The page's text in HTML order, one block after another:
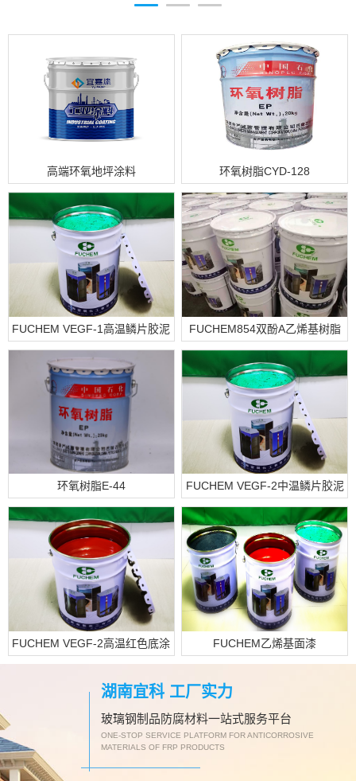
高端环氧地坪涂料 环氧树脂CYD-128
FUCHEM VEGF-1高温鳞片胶泥 FUCHEM854双酚A乙烯基树脂
环氧树脂E-44 FUCHEM VEGF-2中温鳞片胶泥
FUCHEM VEGF-2高温红色底涂 FUCHEM乙烯基面漆
湖南宜科 工厂实力
玻璃钢制品防腐材料一站式服务平台
ONE-STOP SERVICE PLATFORM FOR ANTICORROSIVE
MATERIALS OF FRP PRODUCTS